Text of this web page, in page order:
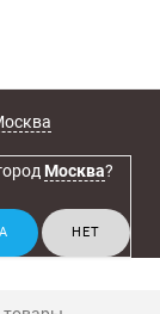
Москва?